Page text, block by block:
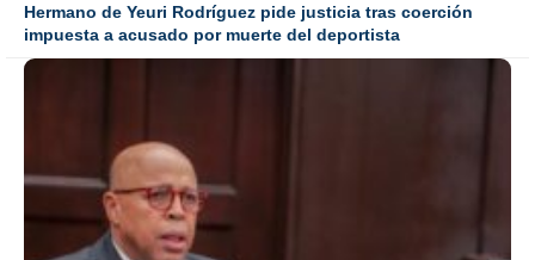
Hermano de Yeuri Rodríguez pide justicia tras coerción
impuesta a acusado por muerte del deportista